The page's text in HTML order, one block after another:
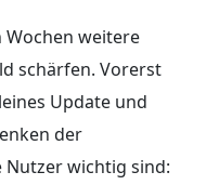
Wochen weitere
schärfen. Vorerst
Update und
der
wichtig sind: